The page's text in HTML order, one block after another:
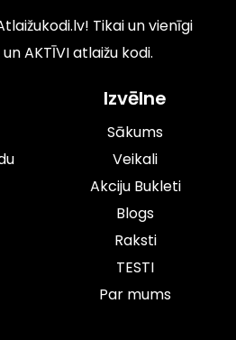
Tikai un vienīgi
un AKTĪVI atlaižu kodi.
Izvēlne
Sākums
Veikali
Akciju Bukleti
Blogs
Raksti
TESTI
Par mums